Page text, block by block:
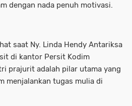
dengan nada penuh motivasi.
saat Ny. Linda Hendy Antariksa
di kantor Persit Kodim
prajurit adalah pilar utama yang
menjalankan tugas mulia di